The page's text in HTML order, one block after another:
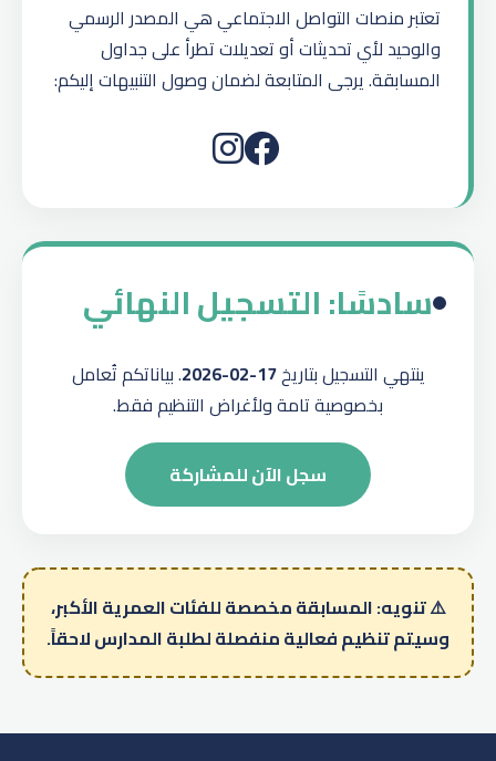
تعتبر منصات التواصل الاجتماعي هي المصدر الرسمي
والوحيد لأي تحديثات أو تعديلات تطرأ على جداول
المسابقة. يرجى المتابعة لضمان وصول التنبيهات إليكم:
سادسًا: التسجيل النهائي
ينتهي التسجيل بتاريخ17-02-2026
. بياناتكم تُعامل
بخصوصية تامة ولأغراض التنظيم فقط.
سجل الآن للمشاركة
⚠️ تنويه: المسابقة مخصصة للفئات العمرية الأكبر،
وسيتم تنظيم فعالية منفصلة لطلبة المدارس لاحقاً.